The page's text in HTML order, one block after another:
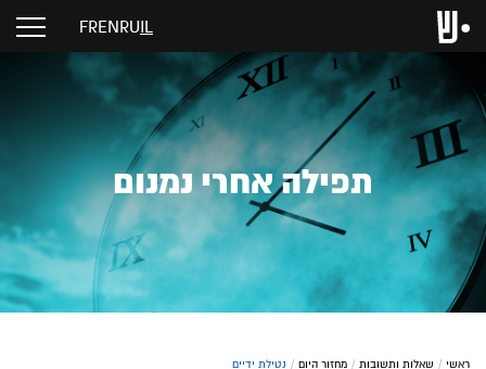
IL
RU
EN
FR
תפילה אחרי נמנום
ראשי / שאלות ותשובות / מחזור היום / נטילת ידיים